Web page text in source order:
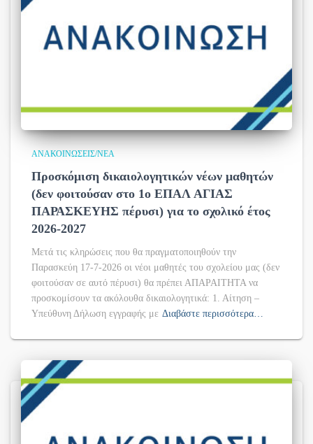
ΑΝΑΚΟΙΝΏΣΕΙΣ/ΝΈΑ
Προσκόμιση δικαιολογητικών νέων μαθητών
(δεν φοιτούσαν στο 1ο ΕΠΑΛ ΑΓΙΑΣ
ΠΑΡΑΣΚΕΥΗΣ πέρυσι) για το σχολικό έτος
2026-2027
Μετά τις κληρώσεις που θα πραγματοποιηθούν την
Παρασκεύη 17-7-2026 οι νέοι μαθητές του σχολείου μας (δεν
φοιτούσαν σε αυτό πέρυσι) θα πρέπει ΑΠΑΡΑΙΤΗΤΑ να
προσκομίσουν τα ακόλουθα δικαιολογητικά: 1. Αίτηση –
Υπεύθυνη Δήλωση εγγραφής με Διαβάστε περισσότερα…